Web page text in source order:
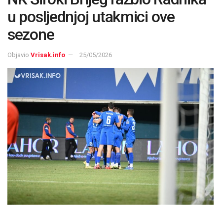
u posljednjoj utakmici ove
sezone
Objavio Vrisak.info 25/05/2026